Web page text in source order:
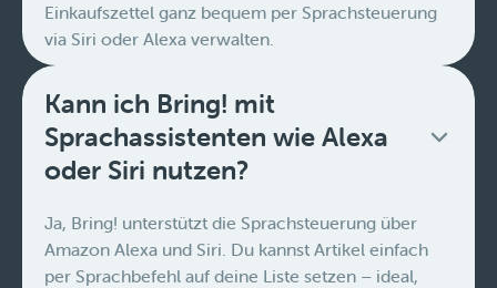
Einkaufszettel ganz bequem per Sprachsteuerung
via Siri oder Alexa verwalten.
Kann ich Bring! mit
Sprachassistenten wie Alexa
oder Siri nutzen?
Ja, Bring! unterstützt die Sprachsteuerung über
Amazon Alexa und Siri. Du kannst Artikel einfach
per Sprachbefehl auf deine Liste setzen – ideal,